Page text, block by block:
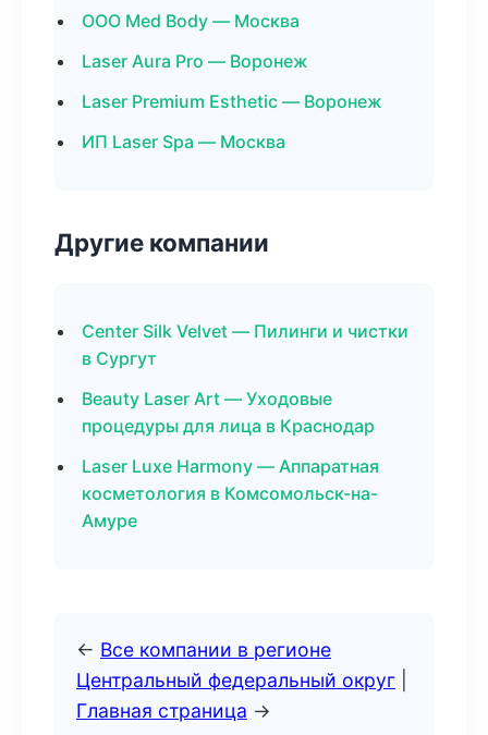
ООО Med Body — Москва
Laser Aura Pro — Воронеж
Laser Premium Esthetic — Воронеж
ИП Laser Spa — Москва
Другие компании
Center Silk Velvet — Пилинги и чистки
в Сургут
Beauty Laser Art — Уходовые
процедуры для лица в Краснодар
Laser Luxe Harmony — Аппаратная
косметология в Комсомольск-на-
Амуре
← Все компании в регионе
Центральный федеральный округ
Главная страница →